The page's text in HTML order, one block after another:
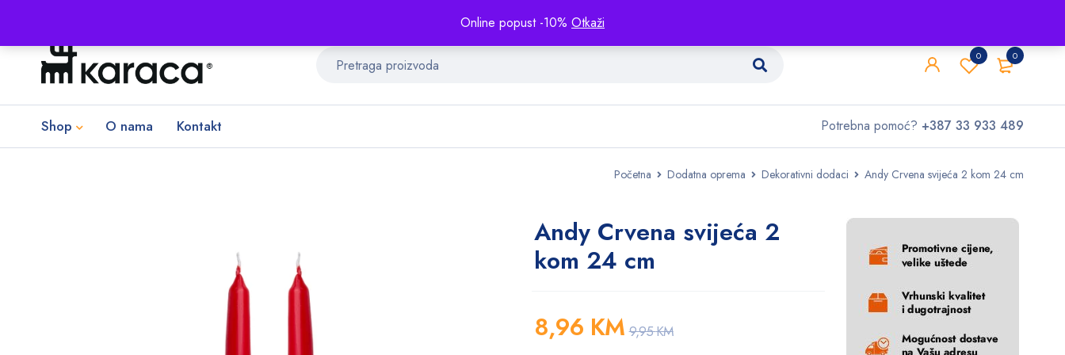
Online popust -10% Otkaži
0
0
Shop O nama Kontakt Potrebna pomoć? +387 33 933 489
Početna Dodatna oprema Dekorativni dodaci Andy Crvena svijeća 2 kom 24 cm
Andy Crvena svijeća 2
kom 24 cm
9,95KM
8,96 KM